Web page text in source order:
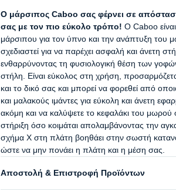
Ο μάρσιπος Caboo σας φέρνει σε
σας με τον πιο εύκολο τρόπο! Ο Caboo είναι
μάρσιπου για τον ύπνο και την ανάπτυξη του
σχεδιαστεί για να παρέχει ασφαλή και άνετη
ενθαρρύνοντας τη φυσιολογική θέση των
στήλη. Είναι εύκολος στη χρήση,
και το δικό σας και μπορεί να φορεθεί από
και μαλακούς ιμάντες για εύκολη και άνετη
ακόμη και να καλύψετε το κεφαλάκι του μωρού
στήριξη όσο κοιμάται απολαμβάνοντας την
σχήμα Χ στη πλάτη βοηθάει στην σωστή
ώστε να μην πονάει η πλάτη και η μέση σας.
Αποστολή & Επιστροφή Προϊόντων